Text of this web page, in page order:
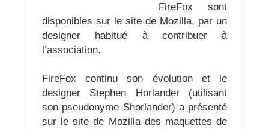
FireFox sont
disponibles sur le site de Mozilla, par un
designer habitué à contribuer à
l’association.
FireFox continu son évolution et le
designer Stephen Horlander (utilisant
son pseudonyme Shorlander) a présenté
sur le site de Mozilla des maquettes de